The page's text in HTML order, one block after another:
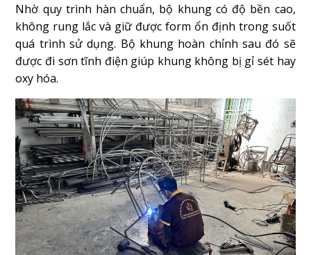
Nhờ quy trình hàn chuẩn, bộ khung có độ bền cao,
không rung lắc và giữ được form ổn định trong suốt
quá trình sử dụng. Bộ khung hoàn chỉnh sau đó sẽ
được đi sơn tĩnh điện giúp khung không bị gỉ sét hay
oxy hóa.